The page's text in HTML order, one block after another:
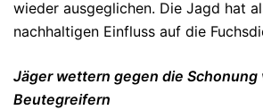
wieder ausgeglichen. Die Jagd hat
nachhaltigen Einfluss auf die
Jäger wettern gegen die Schonung
Beutegreifern